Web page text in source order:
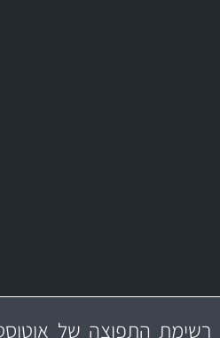
מקצועיות
ושירות מצויין
רשימת התפוצה של